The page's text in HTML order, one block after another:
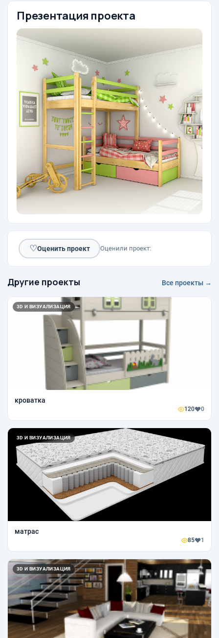
Презентация проекта
♡Оценить проект Оценили проект:
Другие проекты Все проекты →
3D И ВИЗУАЛИЗАЦИЯ
кроватка
120 0
3D И ВИЗУАЛИЗАЦИЯ
матрас
85 1
3D И ВИЗУАЛИЗАЦИЯ